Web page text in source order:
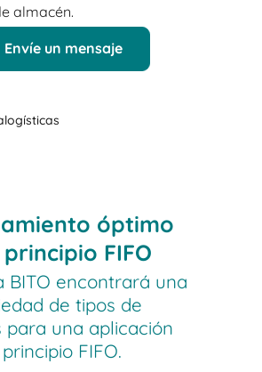
almacén.
Envíe un mensaje
óptimo
FIFO
BITO encontrará una
de tipos de
para una aplicación
FIFO.